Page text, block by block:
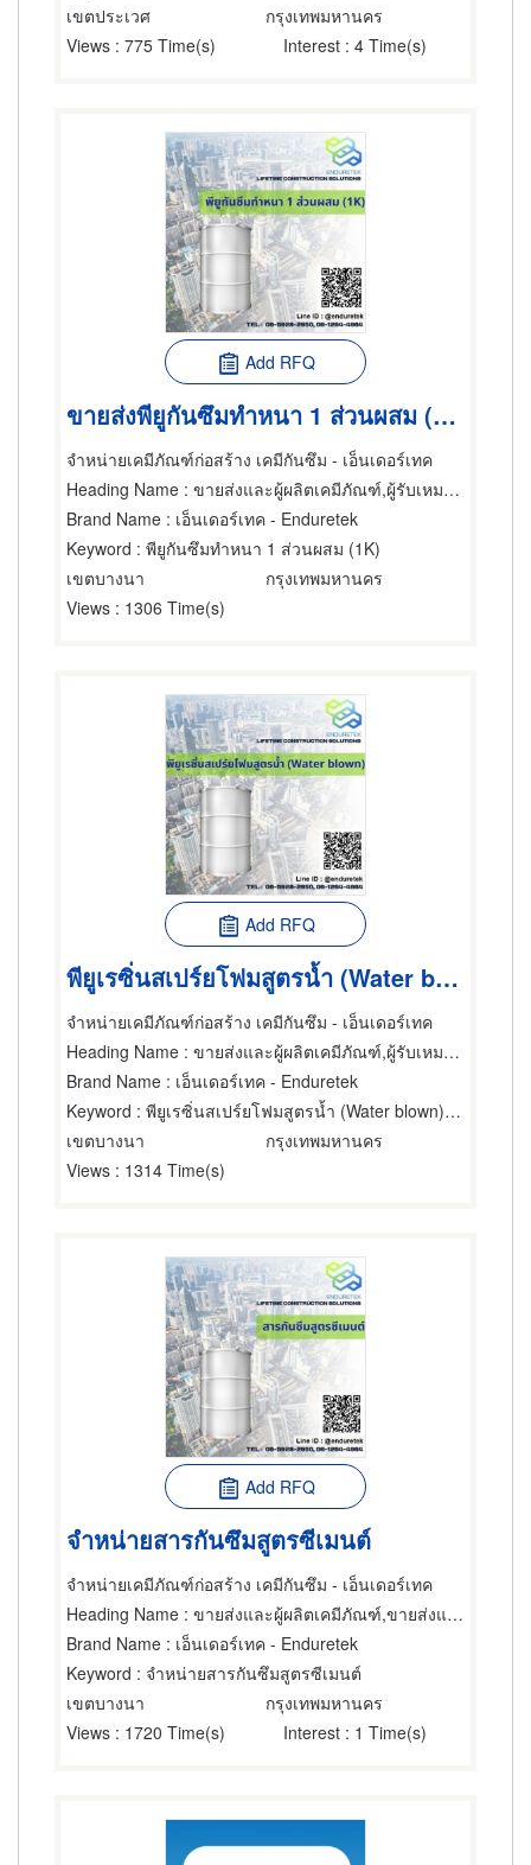
เขตประเวศ
กรุงเทพมหานคร
Views : 775 Time(s) Interest : 4 Time(s)
Add RFQ
ขายส่งพียูกันซึมทำหนา 1 ส่วนผสม (1K)
จำหน่ายเคมีภัณฑ์ก่อสร้าง เคมีกันซึม - เอ็นเดอร์เทค
Heading Name : ขายส่งและผู้ผลิตเคมีภัณฑ์,ผู้รับเหมากันรั่ว,อุปกรณ์และวัสดุกันรั่ว
Brand Name : เอ็นเดอร์เทค - Enduretek
Keyword : พียูกันซึมทำหนา 1 ส่วนผสม (1K)
เขตบางนา
กรุงเทพมหานคร
Views : 1306 Time(s)
Add RFQ
พียูเรซิ่นสเปร์ยโฟมสูตรน้ำ (Water blown) Pacific Urethane
จำหน่ายเคมีภัณฑ์ก่อสร้าง เคมีกันซึม - เอ็นเดอร์เทค
Heading Name : ขายส่งและผู้ผลิตเคมีภัณฑ์,ผู้รับเหมากันรั่ว,อุปกรณ์และวัสดุกันรั่ว
Brand Name : เอ็นเดอร์เทค - Enduretek
Keyword : พียูเรซิ่นสเปร์ยโฟมสูตรน้ำ (Water blown) Pacific Urethane
เขตบางนา
กรุงเทพมหานคร
Views : 1314 Time(s)
Add RFQ
จำหน่ายสารกันซึมสูตรซีเมนต์
จำหน่ายเคมีภัณฑ์ก่อสร้าง เคมีกันซึม - เอ็นเดอร์เทค
Heading Name : ขายส่งและผู้ผลิตเคมีภัณฑ์,ขายส่งและผู้ผลิตซีเมนต์,อุปกรณ์และวัสดุกันรั่ว
Brand Name : เอ็นเดอร์เทค - Enduretek
Keyword : จำหน่ายสารกันซึมสูตรซีเมนต์
เขตบางนา
กรุงเทพมหานคร
Views : 1720 Time(s) Interest : 1 Time(s)